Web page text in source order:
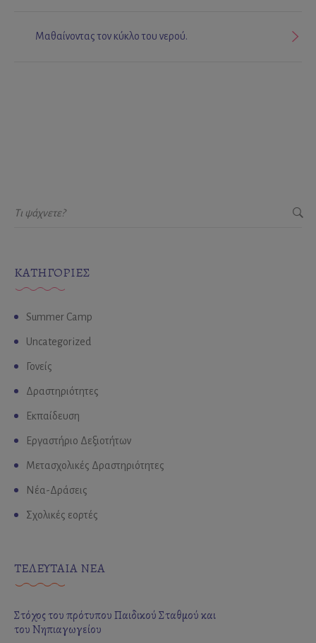
Μαθαίνοντας τον κύκλο του νερού.
KΑΤΗΓΟΡΊΕΣ
Summer Camp
Uncategorized
Γονείς
Δραστηριότητες
Εκπαίδευση
Εργαστήριο Δεξιοτήτων
Μετασχολικές Δραστηριότητες
Νέα-Δράσεις
Σχολικές εορτές
ΤΕΛΕΥΤΑΙΑ ΝΕΑ
Στόχος του πρότυπου Παιδικού Σταθμού και
του Νηπιαγωγείου